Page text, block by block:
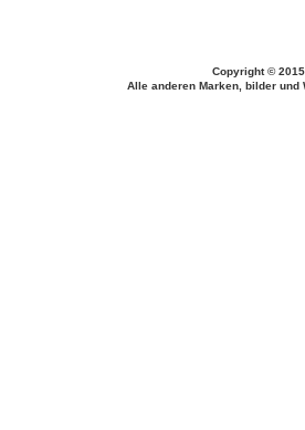
Copyright ©
Alle anderen Marken, bilder und